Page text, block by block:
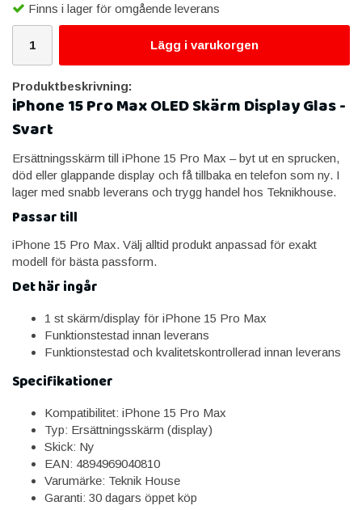
Finns i lager för omgående leverans
Lägg i varukorgen
Produktbeskrivning:
iPhone 15 Pro Max OLED Skärm Display Glas -
Svart
Ersättningsskärm till iPhone 15 Pro Max – byt ut en sprucken,
död eller glappande display och få tillbaka en telefon som ny. I
lager med snabb leverans och trygg handel hos Teknikhouse.
Passar till
iPhone 15 Pro Max. Välj alltid produkt anpassad för exakt
modell för bästa passform.
Det här ingår
1 st skärm/display för iPhone 15 Pro Max
Funktionstestad innan leverans
Funktionstestad och kvalitetskontrollerad innan leverans
Specifikationer
Kompatibilitet: iPhone 15 Pro Max
Typ: Ersättningsskärm (display)
Skick: Ny
EAN: 4894969040810
Varumärke: Teknik House
Garanti: 30 dagars öppet köp